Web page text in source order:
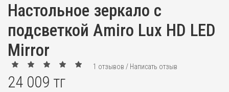
Настольное зеркало с
подсветкой Amiro Lux HD LED
Mirror
1 отзывов / Написать отзыв
24 009 тг